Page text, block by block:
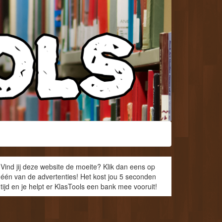
Vind jij deze website de moeite? Klik dan eens op
één van de advertenties! Het kost jou 5 seconden
tijd en je helpt er KlasTools een bank mee vooruit!